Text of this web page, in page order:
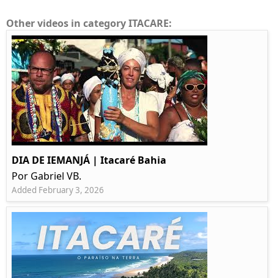
Other videos in category ITACARE:
DIA DE IEMANJÁ | Itacaré Bahia
Por Gabriel VB.
Added February 3, 2026